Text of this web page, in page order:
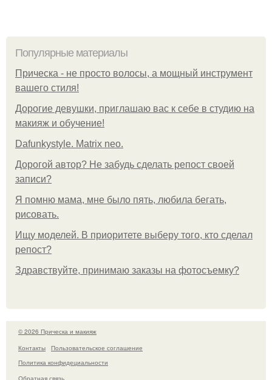
Популярные материалы
Прическа - не просто волосы, а мощный инструмент
вашего стиля!
Дорогие девушки, приглашаю вас к себе в студию на
макияж и обучение!
Dafunkystyle. Matrix neo.
Дорогой автор? Не забудь сделать репост своей
записи?
Я помню мама, мне было пять, любила бегать,
рисовать.
Ищу моделей. В приоритете выберу того, кто сделал
репост?
Здравствуйте, принимаю заказы на фотосъемку?
© 2026 Прическа и макияж
Контакты
Пользовательское соглашение
Политика конфидециальности